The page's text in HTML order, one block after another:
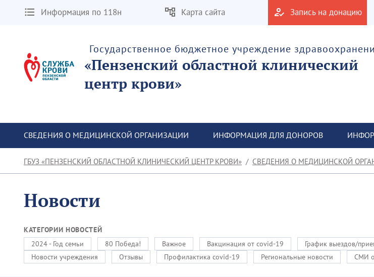
Информация по 118н Карта сайта Запись на донацию
Государственное бюджетное учреждение
«Пензенский областной клинический
центр крови»
СВЕДЕНИЯ О МЕДИЦИНСКОЙ ОРГАНИЗАЦИИ ИНФОРМАЦИЯ ДЛЯ ДОНОРОВ
ГБУЗ «ПЕНЗЕНСКИЙ ОБЛАСТНОЙ КЛИНИЧЕСКИЙ ЦЕНТР КРОВИ» СВЕДЕНИЯ О МЕДИЦИНСКОЙ
Новости
КАТЕГОРИИ НОВОСТЕЙ
2024 - Год семьи
80 Победа! Важное Вакцинация от covid-19 График выездов/
Новости учреждения
Отзывы Профилактика covid-19 Региональные новости СМИ